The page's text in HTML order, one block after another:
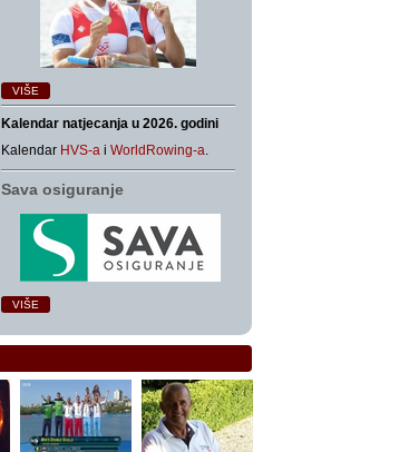
VIŠE
Kalendar natjecanja u 2026. godini
Kalendar HVS-a i WorldRowing-a.
Sava osiguranje
VIŠE